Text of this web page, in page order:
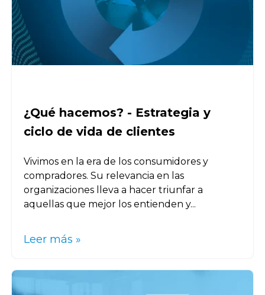
¿Qué hacemos? - Estrategia y
ciclo de vida de clientes
Vivimos en la era de los consumidores y
compradores. Su relevancia en las
organizaciones lleva a hacer triunfar a
aquellas que mejor los entienden y...
Leer más »